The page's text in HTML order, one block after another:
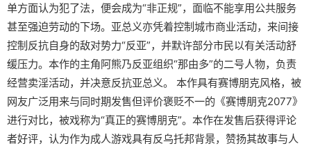
单方面认为犯了法，便会成为“非正规”，面临不能享用公共服务
甚至强迫劳动的下场。亚总义亦凭着控制城市商业活动，来间接
控制反抗自身的敌对势力“反亚”，并默许部分市民以有关活动舒
缓压力。本作的主角阿熊乃反亚组织“那由多”的二号人物，负责
经营卖淫活动，并决意反抗亚总义。 本作具有赛博朋克风格，被
网友广泛用来与同时期发售但评价褒贬不一的《赛博朋克2077》
进行对比，被戏称为“真正的赛博朋克”。本作在发售后获得评论
者好评，认为作为成人游戏具有反乌托邦背景，赞扬其故事与人